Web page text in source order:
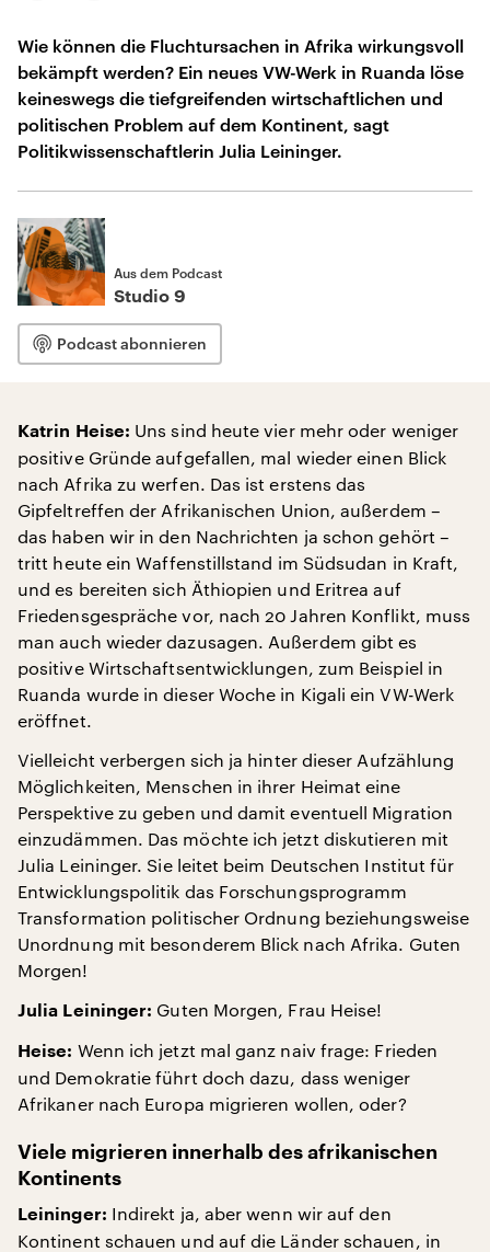
Wie können die Fluchtursachen in Afrika wirkungsvoll
bekämpft werden? Ein neues VW-Werk in Ruanda löse
keineswegs die tiefgreifenden wirtschaftlichen und
politischen Problem auf dem Kontinent, sagt
Politikwissenschaftlerin Julia Leininger.
Aus dem Podcast
Studio 9
Podcast abonnieren
Katrin Heise: Uns sind heute vier mehr oder weniger
positive Gründe aufgefallen, mal wieder einen Blick
nach Afrika zu werfen. Das ist erstens das
Gipfeltreffen der Afrikanischen Union, außerdem –
das haben wir in den Nachrichten ja schon gehört –
tritt heute ein Waffenstillstand im Südsudan in Kraft,
und es bereiten sich Äthiopien und Eritrea auf
Friedensgespräche vor, nach 20 Jahren Konflikt, muss
man auch wieder dazusagen. Außerdem gibt es
positive Wirtschaftsentwicklungen, zum Beispiel in
Ruanda wurde in dieser Woche in Kigali ein VW-Werk
eröffnet.
Vielleicht verbergen sich ja hinter dieser Aufzählung
Möglichkeiten, Menschen in ihrer Heimat eine
Perspektive zu geben und damit eventuell Migration
einzudämmen. Das möchte ich jetzt diskutieren mit
Julia Leininger. Sie leitet beim Deutschen Institut für
Entwicklungspolitik das Forschungsprogramm
Transformation politischer Ordnung beziehungsweise
Unordnung mit besonderem Blick nach Afrika. Guten
Morgen!
Julia Leininger: Guten Morgen, Frau Heise!
Heise: Wenn ich jetzt mal ganz naiv frage: Frieden
und Demokratie führt doch dazu, dass weniger
Afrikaner nach Europa migrieren wollen, oder?
Viele migrieren innerhalb des afrikanischen
Kontinents
Leininger: Indirekt ja, aber wenn wir auf den
Kontinent schauen und auf die Länder schauen, in